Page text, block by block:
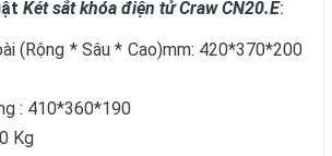
Két sắt khóa điện tử Craw CN20.E:
(Rộng * Sâu * Cao)mm: 420*370*200
: 410*360*190
Kg